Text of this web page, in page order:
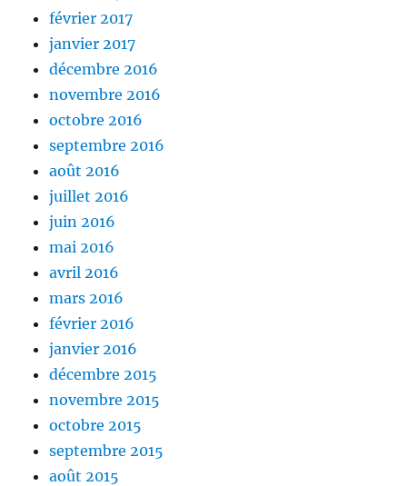
février 2017
janvier 2017
décembre 2016
novembre 2016
octobre 2016
septembre 2016
août 2016
juillet 2016
juin 2016
mai 2016
avril 2016
mars 2016
février 2016
janvier 2016
décembre 2015
novembre 2015
octobre 2015
septembre 2015
août 2015